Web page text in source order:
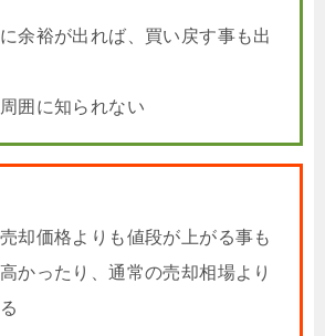
余裕が出れば、買い戻す事も出
囲に知られない
却価格よりも値段が上がる事も
かったり、通常の売却相場より